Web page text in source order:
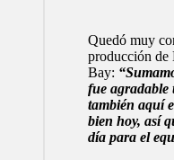
Quedó muy
producción de
Bay:
fue agradable
también aquí
bien hoy, así
día para el